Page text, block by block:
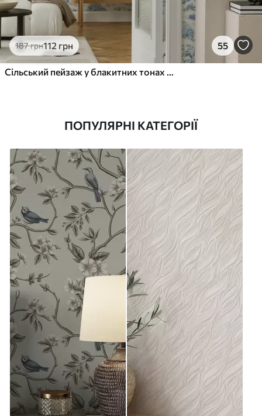
187грн112 грн 55
Сільський пейзаж у блакитних тонах з вівцями та деревами
ПОПУЛЯРНІ КАТЕГОРІЇ